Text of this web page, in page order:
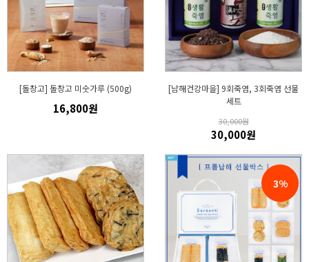
[돌창고] 돌창고 미숫가루 (500g)
16,800원
[남해건강마을] 9회죽염, 3회죽염 선물
세트
30,000원
30,000원
3%